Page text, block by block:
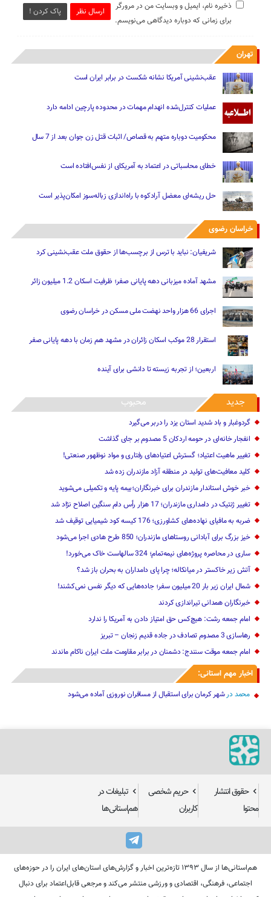
ارسال نظر پاک کردن !
ذخیره نام، ایمیل و وبسایت من در مرورگر
برای زمانی که دوباره دیدگاهی می‌نویسم.
تهران
عقب‌نشینی آمریکا نشانه شکست در برابر ایران است
عملیات کنترل‌شده انهدام مهمات در محدوده پارچین ادامه دارد
محکومیت دوباره متهم به قصاص/ اثبات قتل زن جوان بعد از 7 سال
خطای محاسباتی در اعتماد به آمریکای از نفس‌افتاده است
حل ریشه‌ای معضل آرادکوه با راه‌اندازی زباله‌سوز امکان‌پذیر است
خراسان رضوی
شریفیان: نباید با ترس از برچسب‌ها از حقوق ملت عقب‌نشینی کرد
مشهد آماده میزبانی دهه پایانی صفر؛ ظرفیت اسکان 1.2 میلیون زائر
اجرای 66 هزار واحد نهضت ملی مسکن در خراسان رضوی
استقرار 28 موکب اسکان زائران در مشهد هم زمان با دهه پایانی صفر
اربعین؛ از تجربه زیسته تا دانشی برای آینده
جدید محبوب
گردوغبار و باد شدید استان یزد را دربر می‌گیرد
انفجار خانه‌ای در حومه اردکان 5 مصدوم بر جای گذاشت
تغییر ماهیت ‌اعتیاد؛ گسترش اعتیادهای رفتاری و مواد نوظهور صنعتی!
کلید معافیت‌های تولید در منطقه آزاد مازندران زده شد
خبر خوش استاندار مازندران برای خبرنگاران؛‌بیمه پایه و ‌تکمیلی می‌شوید
تغییر ژنتیک‌ در دامداری مازندران؛ 17 هزار رأس دام سنگین ‌اصلاح نژاد شد
ضربه ‌به مافیای نهاده‌های کشاورزی؛ 176 کیسه کود شیمیایی توقیف شد
خیز بزرگ برای آبادانی روستاهای مازندران؛ 850 طرح هادی ‌اجرا می‌شود
ساری در محاصره پروژه‌های نیمه‌تمام؛ 324 سالهاست خاک می‌خورد!
آتش زیر خاکستر در میانکاله؛ چرا پای دامداران به بحران باز شد؟
شمال ایران زیر بار 20 میلیون سفر؛ جاده‌هایی که دیگر نفس نمی‌کشند!
خبرنگاران همدانی تیراندازی کردند
امام جمعه رشت: هیچ‌کس حق امتیاز دادن به آمریکا را ندارد
رهاسازی 3 مصدوم تصادف در جاده قدیم زنجان – تبریز
امام جمعه موقت سنندج: دشمنان در برابر مقاومت ملت ایران ناکام ماندند
اخبار مهم استانی:
محمد درشهر کرمان برای استقبال از مسافران نوروزی آماده می‌شود
حقوق انتشار
محتوا
حریم شخصی
کاربران
تبلیغات در
هم‌استانی‌ها
هم‌استانی‌ها از سال ۱۳۹۳ تازه‌ترین اخبار و گزارش‌های استان‌های ایران را در حوزه‌های
اجتماعی، فرهنگی، اقتصادی و ورزشی منتشر می‌کند و مرجعی قابل‌اعتماد برای دنبال